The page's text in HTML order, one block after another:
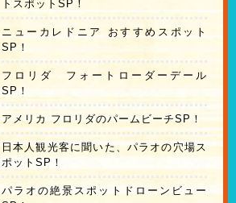
トスポットSP！
ニューカレドニア おすすめスポット
SP！
フロリダ フォートローダーデール
SP！
アメリカ フロリダのパームビーチSP！
日本人観光客に聞いた、パラオの穴場ス
ポットSP！
パラオの絶景スポットドローンビュー